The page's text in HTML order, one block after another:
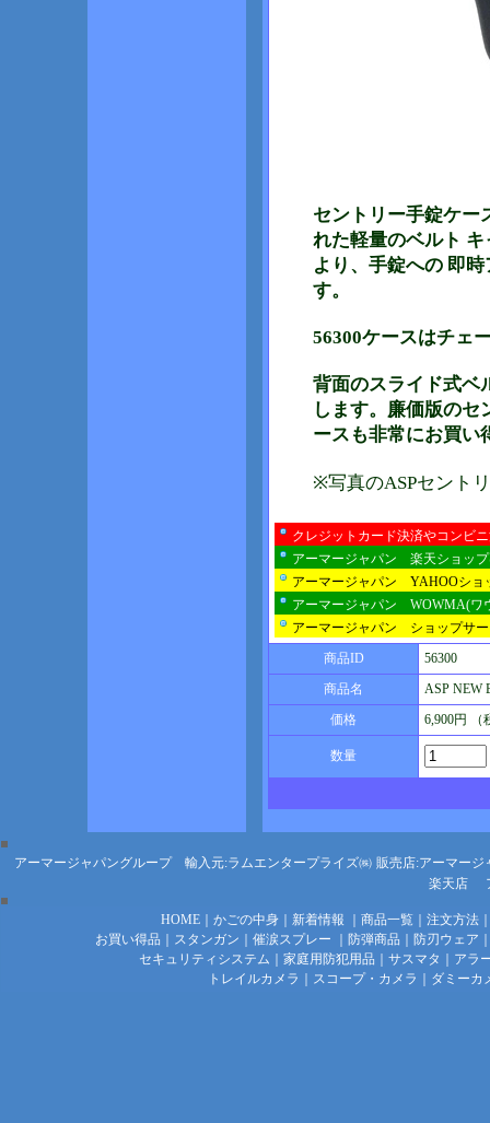
セントリー手錠ケー
れた軽量のベルト
より、手錠への 即
す。
56300ケースはチェ
背面のスライド式ベ
します。廉価版のセ
ースも非常にお買い
※写真のASPセント
クレジットカード決済やコンビ
アーマージャパン 楽天ショッ
アーマージャパン YAHOOショ
アーマージャパン WOWMA(ワ
アーマージャパン ショップサ
商品ID
56300
商品名
ASP NEW
価格
6,900円 （
数量
アーマージャパングループ 輸入元:ラムエンタープライズ㈱ 販売店:アーマージ
楽天店
HOME｜ かごの中身｜ 新着情報 商品一覧｜ 注文方法
お買い得品
スタンガン 催涙スプレー 防弾商品 防刃ウェア
セキュリティシステム
家庭用防犯用品 サスマタ
アラ
トレイルカメラ
スコープ・カメラ ダミーカ